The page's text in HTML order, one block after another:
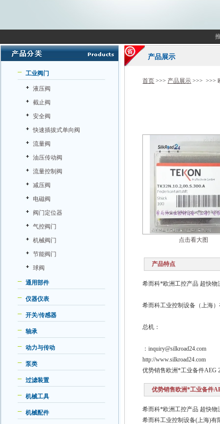
工业阀门
液压阀
截止阀
安全阀
快速插拔式单向阀
流量阀
油压传动阀
流量控制阀
减压阀
电磁阀
阀门定位器
气控阀门
机械阀门
节能阀门
球阀
通用部件
仪器仪表
开关/传感器
轴承
动力与传动
泵类
过滤装置
机械工具
机械配件
产品展示
首页 >>> 产品展示 >>> >>>
点击看大图
产品特点
希而科*欧洲工控产品 超快物
希而科工业控制设备（上海
总机：
：inquiry@silkroad24.com
http://www.silkroad24.com
优势销售欧洲*工业备件AEG
优势销售欧洲*工业备件
希而科*欧洲工控产品 超快
希而科工业控制设备(上海)